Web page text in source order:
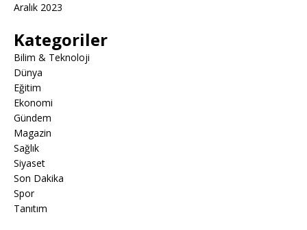
Aralık 2023
Kategoriler
Bilim & Teknoloji
Dünya
Eğitim
Ekonomi
Gündem
Magazin
Sağlık
Siyaset
Son Dakika
Spor
Tanıtım